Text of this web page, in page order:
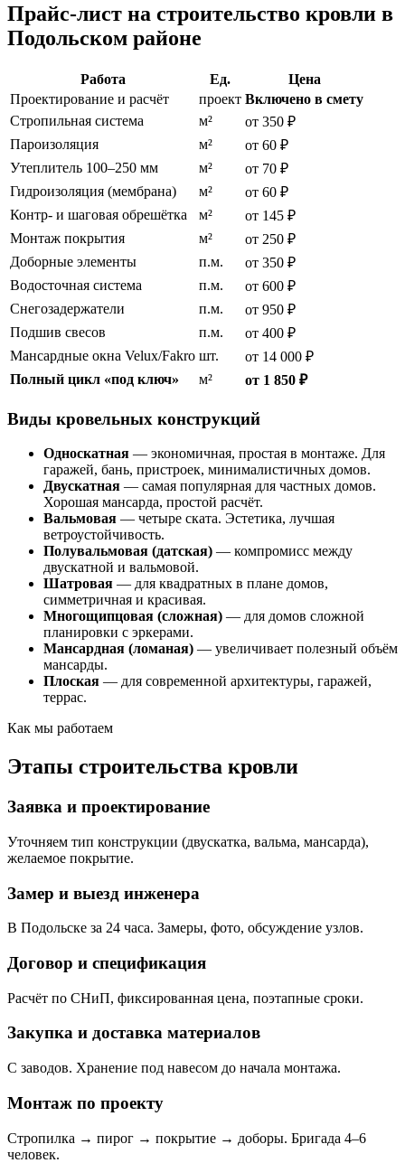
Прайс-лист на строительство кровли в
Подольском районе
Работа Ед.
Цена
Проектирование и расчёт
проект Включено в смету
Стропильная система
м²
от 350 ₽
Пароизоляция
м²
от 60 ₽
Утеплитель 100–250 мм
м²
от 70 ₽
Гидроизоляция (мембрана)
м²
от 60 ₽
Контр- и шаговая обрешётка
м²
от 145 ₽
Монтаж покрытия
м²
от 250 ₽
Доборные элементы
п.м.
от 350 ₽
Водосточная система
п.м.
от 600 ₽
Снегозадержатели
п.м.
от 950 ₽
Подшив свесов
п.м.
от 400 ₽
Мансардные окна Velux/Fakro шт.
от 14 000 ₽
Полный цикл «под ключ»
м² от 1 850 ₽
Виды кровельных конструкций
Односкатная — экономичная, простая в монтаже. Для
гаражей, бань, пристроек, минималистичных домов.
Двускатная — самая популярная для частных домов.
Хорошая мансарда, простой расчёт.
Вальмовая — четыре ската. Эстетика, лучшая
ветроустойчивость.
Полувальмовая (датская) — компромисс между
двускатной и вальмовой.
Шатровая — для квадратных в плане домов,
симметричная и красивая.
Многощипцовая (сложная) — для домов сложной
планировки с эркерами.
Мансардная (ломаная) — увеличивает полезный объём
мансарды.
Плоская — для современной архитектуры, гаражей,
террас.
Как мы работаем
Этапы строительства кровли
Заявка и проектирование
Уточняем тип конструкции (двускатка, вальма, мансарда),
желаемое покрытие.
Замер и выезд инженера
В Подольске за 24 часа. Замеры, фото, обсуждение узлов.
Договор и спецификация
Расчёт по СНиП, фиксированная цена, поэтапные сроки.
Закупка и доставка материалов
С заводов. Хранение под навесом до начала монтажа.
Монтаж по проекту
Стропилка → пирог → покрытие → доборы. Бригада 4–6
человек.